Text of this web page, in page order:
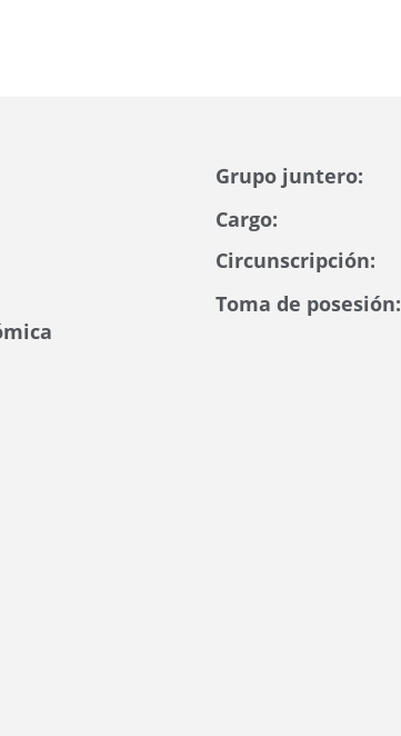
Grupo juntero:
Cargo:
Circunscripción:
Toma de posesión: